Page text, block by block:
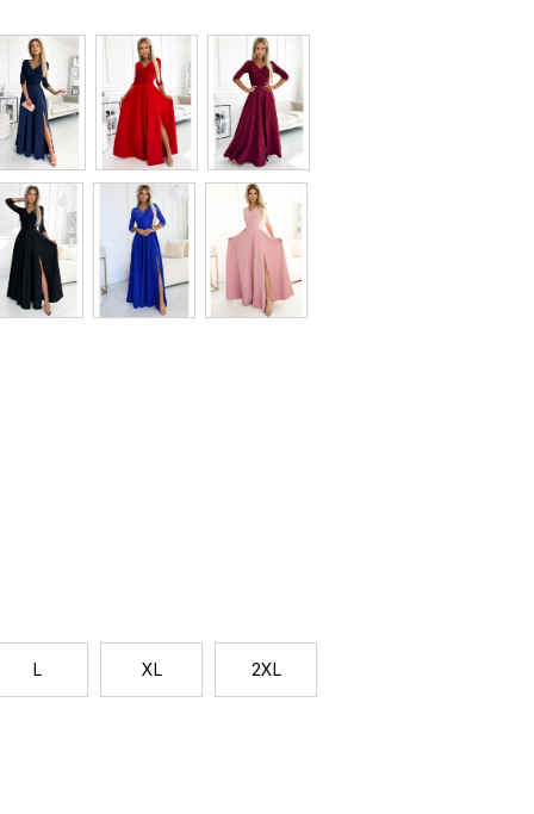
L XL 2XL
siluetu
a luxusný vzhľad
vzdušný efekt
jemne a slávnostne
lodičkami, ideálne v striebornom alebo
outfit.
a ďalšie slávnostné udalosti, kde chcete